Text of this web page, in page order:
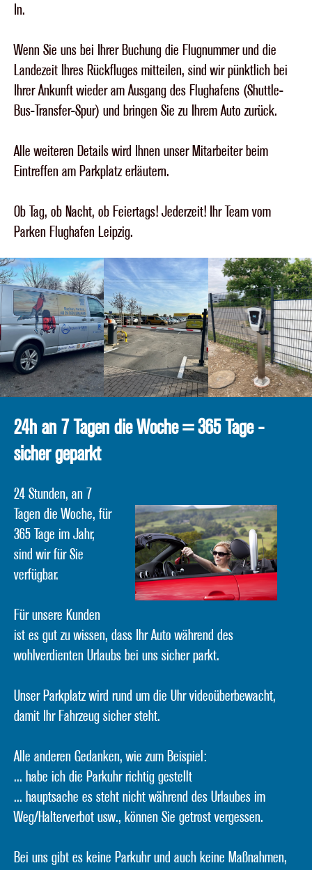
In.
Wenn Sie uns bei Ihrer Buchung die Flugnummer und die
Landezeit Ihres Rückfluges mitteilen, sind wir pünktlich bei
Ihrer Ankunft wieder am Ausgang des Flughafens (Shuttle-
Bus-Transfer-Spur) und bringen Sie zu Ihrem Auto zurück.
Alle weiteren Details wird Ihnen unser Mitarbeiter beim
Eintreffen am Parkplatz erläutern.
Ob Tag, ob Nacht, ob Feiertags! Jederzeit! Ihr Team vom
Parken Flughafen Leipzig.
24h an 7 Tagen die Woche = 365 Tage -
sicher geparkt
24 Stunden, an 7
Tagen die Woche, für
365 Tage im Jahr,
sind wir für Sie
verfügbar.
Für unsere Kunden
ist es gut zu wissen, dass Ihr Auto während des
wohlverdienten Urlaubs bei uns sicher parkt.
Unser Parkplatz wird rund um die Uhr videoüberbewacht,
damit Ihr Fahrzeug sicher steht.
Alle anderen Gedanken, wie zum Beispiel:
... habe ich die Parkuhr richtig gestellt
... hauptsache es steht nicht während des Urlaubes im
Weg/Halterverbot usw., können Sie getrost vergessen.
Bei uns gibt es keine Parkuhr und auch keine Maßnahmen,